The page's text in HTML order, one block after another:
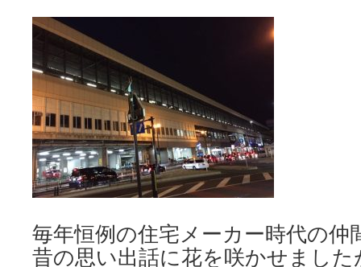
毎年恒例の住宅メーカー時代の仲
昔の思い出話に花を咲かせまし